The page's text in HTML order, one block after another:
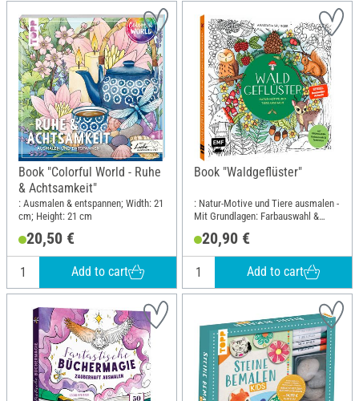
Book "Colorful World - Ruhe
& Achtsamkeit"
: Ausmalen & entspannen; Width: 21
cm; Height: 21 cm
20,50 €
Add to cart
Book "Waldgeflüster"
: Natur-Motive und Tiere ausmalen -
Mit Grundlagen: Farbauswahl &
cm20,90 €
Add to cart